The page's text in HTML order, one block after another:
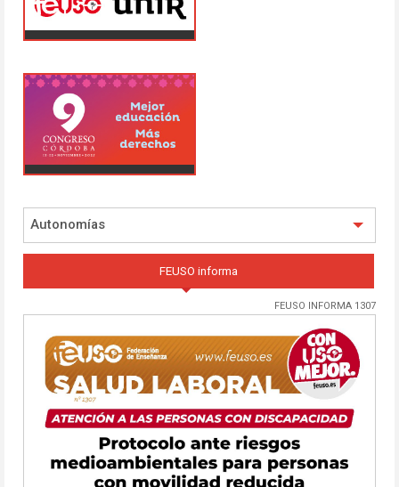
Autonomías
FEUSO informa
FEUSO INFORMA 1307